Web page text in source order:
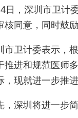
日，深圳市卫计
核同意，同时鼓
市卫计委表示，
推进和规范医师
，现就进一步推
，深圳将进一步